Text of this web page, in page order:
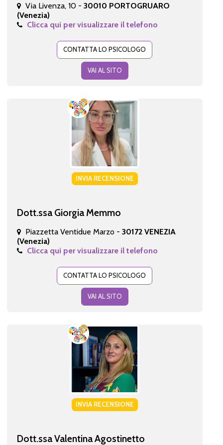
Via Livenza, 10 - 30010 PORTOGRUARO
(Venezia)
Clicca qui per visualizzare il telefono
CONTATTA LO PSICOLOGO
VAI AL SITO
INVIA RECENSIONE
Dott.ssa Giorgia Memmo
Piazzetta Ventidue Marzo - 30172 VENEZIA
(Venezia)
Clicca qui per visualizzare il telefono
CONTATTA LO PSICOLOGO
VAI AL SITO
INVIA RECENSIONE
Dott.ssa Valentina Agostinetto